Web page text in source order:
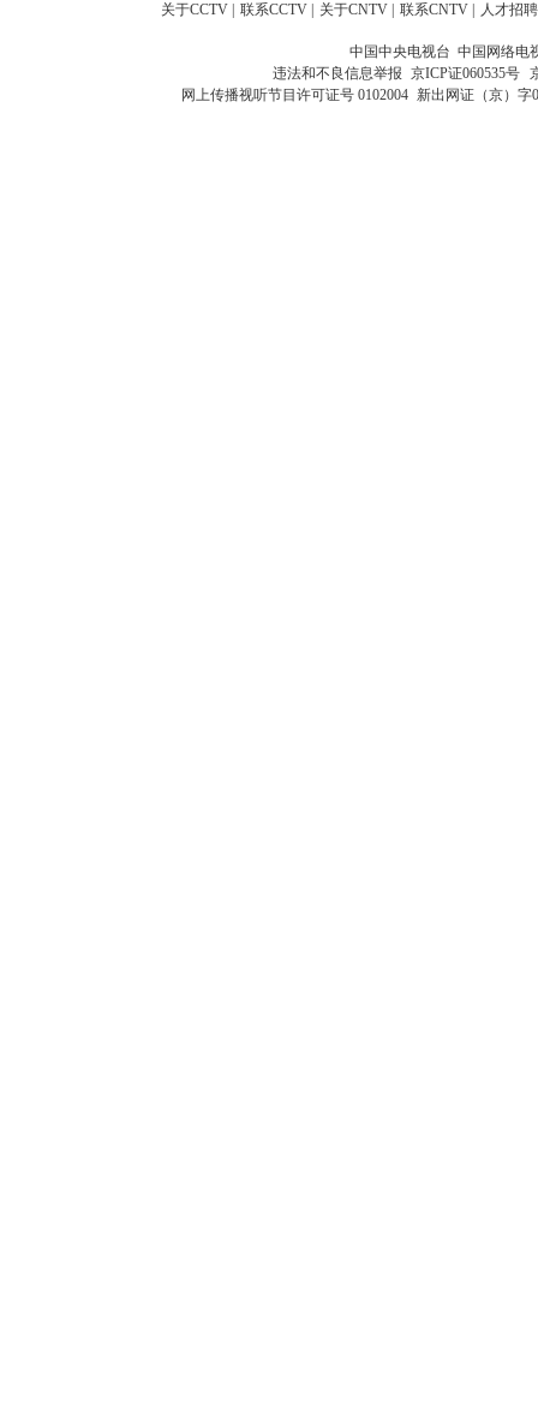
关于CCTV 联系CCTV 关于CNTV 联系CNTV 人才招聘
中国中央电视台 中国网络电
违法和不良信息举报 京ICP证060535号
网上传播视听节目许可证号 0102004 新出网证（京）